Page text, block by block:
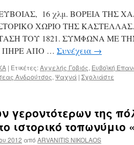
16 χλμ. ΒΟΡΕΙΑ ΤΗΣ
ΧΩΡΙΟ ΤΗΣ
ΤΟΥ 1821. ΣΥΜΦΩΝΑ ΜΕ
ΑΠΟ … Συνέχεια →
| Ετικέτες:Αγγελής Γοβιός, Ευβοϊκή
Ανδρούτσος, Ψαχνά | Σχολιάστε
γεροντότερων της
ιστορικό τοπωνύμιο
2012 από ARVANITIS NIKOLAOS